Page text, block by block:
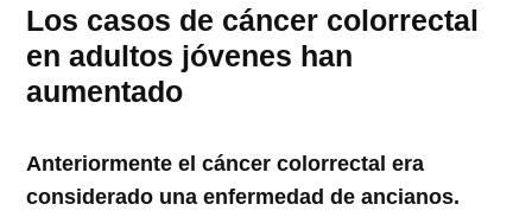
Los casos de cáncer colorrectal
en adultos jóvenes han
aumentado
Anteriormente el cáncer colorrectal era
considerado una enfermedad de ancianos.